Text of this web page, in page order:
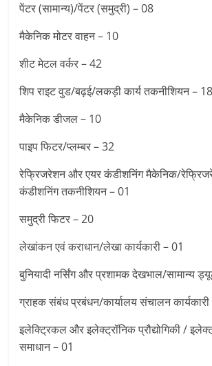
पेंटर (सामान्य)/पेंटर (समुद्री) – 08
मैकेनिक मोटर वाहन – 10
शीट मेटल वर्कर – 42
शिप राइट वुड/बढ़ई/लकड़ी कार्य तकनीशियन – 18
मैकेनिक डीजल – 10
पाइप फिटर/प्लम्बर – 32
रेफ्रिजरेशन और एयर कंडीशनिंग मैकेनिक/
कंडीशनिंग तकनीशियन – 01
समुद्री फिटर – 20
लेखांकन एवं कराधान/लेखा कार्यकारी – 01
बुनियादी नर्सिंग और प्रशामक देखभाल/सामान्य
ग्राहक संबंध प्रबंधन/कार्यालय संचालन
इलेक्ट्रिकल और इलेक्ट्रॉनिक प्रौद्योगिकी /
समाधान – 01